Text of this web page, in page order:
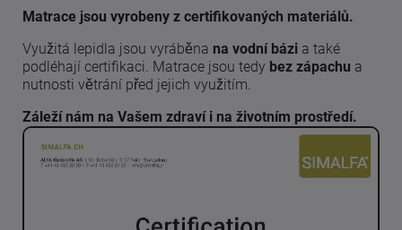
Matrace jsou vyrobeny z certifikovaných materiálů.
Využitá lepidla jsou vyráběna na vodní bázi a také
podléhají certifikaci. Matrace jsou tedy bez zápachu a
nutnosti větrání před jejich využitím.
Záleží nám na Vašem zdraví i na životním prostředí.